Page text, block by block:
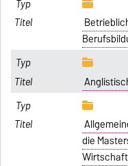
die